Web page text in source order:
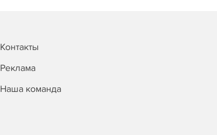
Контакты
Реклама
Наша команда